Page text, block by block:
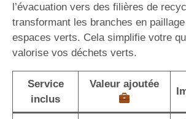
l’évacuation vers des filières de
transformant les branches en
espaces verts. Cela simplifie votre
valorise vos déchets verts.
Service
inclus
Valeur ajoutée